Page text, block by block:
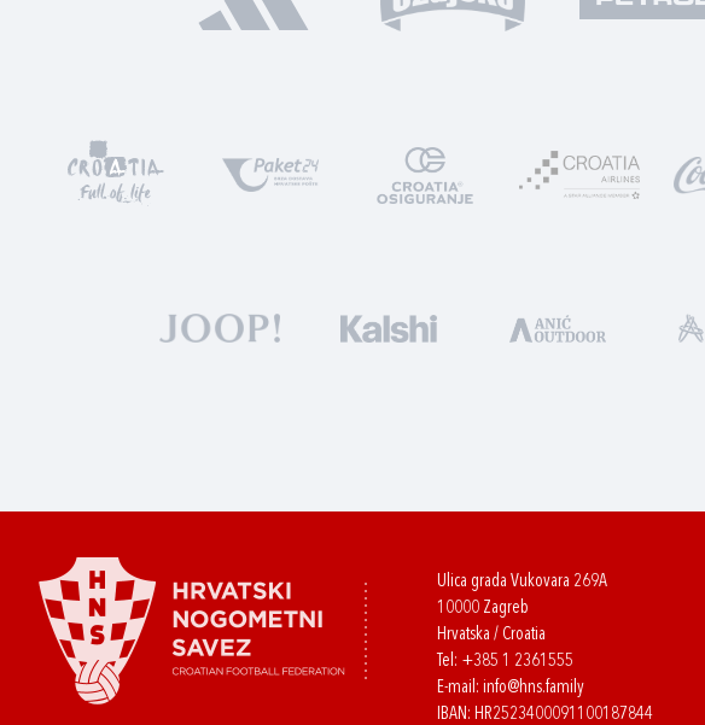
Ulica grada Vukovara 269A
10000 Zagreb
Hrvatska / Croatia
Tel: +385 1 2361555
E-mail: info@hns.family
IBAN: HR2523400091100187844